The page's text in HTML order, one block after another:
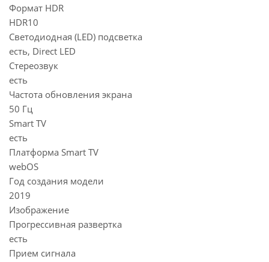
Формат HDR
HDR10
Светодиодная (LED) подсветка
есть, Direct LED
Стереозвук
есть
Частота обновления экрана
50 Гц
Smart TV
есть
Платформа Smart TV
webOS
Год создания модели
2019
Изображение
Прогрессивная развертка
есть
Прием сигнала